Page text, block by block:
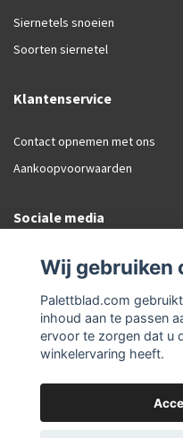
Siernetels snoeien
Soorten siernetel
Klantenservice
Contact opnemen met ons
Aankoopvoorwaarden
Sociale media
Facebook
Wij gebruiken
Palettblad.com
inhoud aan te passen
ervoor te zorgen dat u
winkelervaring heeft.